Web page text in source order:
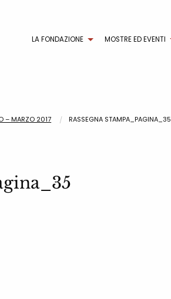
LA FONDAZIONE MOSTRE ED EVENTI
– MARZO 2017 RASSEGNA STAMPA_PAGINA_35